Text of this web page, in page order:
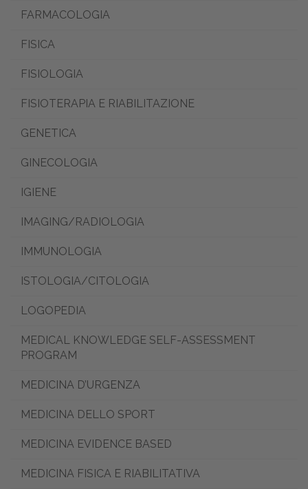
FARMACOLOGIA
FISICA
FISIOLOGIA
FISIOTERAPIA E RIABILITAZIONE
GENETICA
GINECOLOGIA
IGIENE
IMAGING/RADIOLOGIA
IMMUNOLOGIA
ISTOLOGIA/CITOLOGIA
LOGOPEDIA
MEDICAL KNOWLEDGE SELF-ASSESSMENT
PROGRAM
MEDICINA D’URGENZA
MEDICINA DELLO SPORT
MEDICINA EVIDENCE BASED
MEDICINA FISICA E RIABILITATIVA